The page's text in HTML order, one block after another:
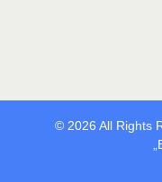
© 2026 All Rights